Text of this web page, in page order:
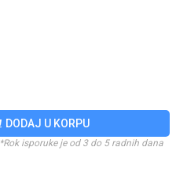
DODAJ U KORPU
*Rok isporuke je od 3 do 5 radnih dana